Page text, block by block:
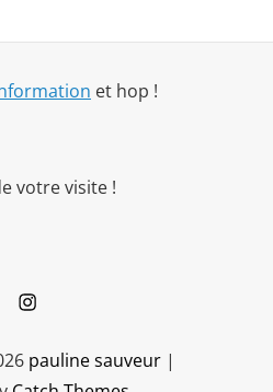
et hop !
votre visite !
Instagram
pauline sauveur |